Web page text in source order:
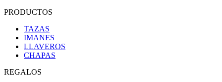
PRODUCTOS
TAZAS
IMANES
LLAVEROS
CHAPAS
REGALOS